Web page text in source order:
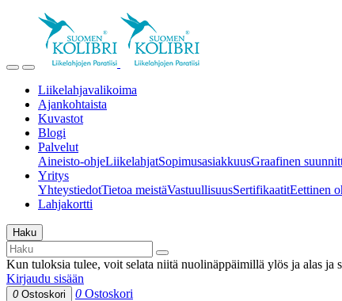
Liikelahjavalikoima
Ajankohtaista
Kuvastot
Blogi
Palvelut
Aineisto-ohjeLiikelahjatSopimusasiakkuusGraafinen
Yritys
YhteystiedotTietoa meistäVastuullisuusSertifikaatitEettinen
Lahjakortti
Haku
Kun tuloksia tulee, voit selata niitä nuolinäppäimillä ylös ja alas
Kirjaudu sisään
0 Ostoskori 0 Ostoskori